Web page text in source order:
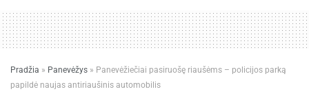
Nyderlandų karininkas.
Pradžia » Panevėžys » Panevėžiečiai pasiruošę riaušėms – policijos parką
papildė naujas antiriaušinis automobilis